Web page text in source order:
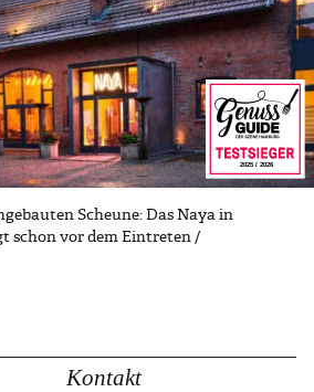
2025 / 2026
Scheune: Das Naya in
schon vor dem Eintreten /
Kontakt